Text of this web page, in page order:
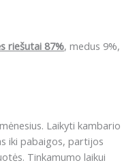
riešutai 87%, medus 9%,
Laikyti kambario
iki pabaigos, partijos
Tinkamumo laikui